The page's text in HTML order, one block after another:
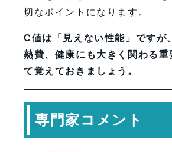
切なポイントになります。
C値は「見えない性能」ですが
熱費、健康にも大きく関わる重
て覚えておきましょう。
専門家コメント